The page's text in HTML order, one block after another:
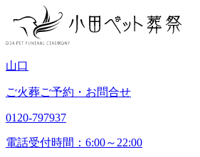
山口
ご火葬ご予約・お問合せ
0120-797937
電話受付時間：6:00～22:00